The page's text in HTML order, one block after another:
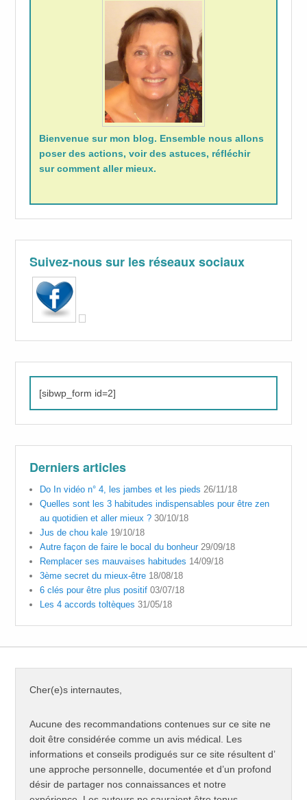
Bienvenue sur mon blog. Ensemble nous allons
poser des actions, voir des astuces, réfléchir
sur comment aller mieux.
Suivez-nous sur les réseaux sociaux
[sibwp_form id=2]
Derniers articles
Do In vidéo n° 4, les jambes et les pieds 26/11/18
Quelles sont les 3 habitudes indispensables pour être zen
au quotidien et aller mieux ? 30/10/18
Jus de chou kale 19/10/18
Autre façon de faire le bocal du bonheur 29/09/18
Remplacer ses mauvaises habitudes 14/09/18
3ème secret du mieux-être 18/08/18
6 clés pour être plus positif 03/07/18
Les 4 accords toltèques 31/05/18
Cher(e)s internautes,
Aucune des recommandations contenues sur ce site ne
doit être considérée comme un avis médical. Les
informations et conseils prodigués sur ce site résultent d’
une approche personnelle, documentée et d’un profond
désir de partager nos connaissances et notre